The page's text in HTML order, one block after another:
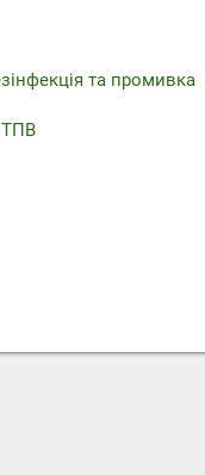
та промивка
ТПВ